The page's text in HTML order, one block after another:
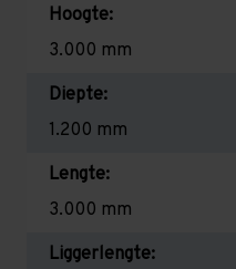
Hoogte:
3.000 mm
Diepte:
1.200 mm
Lengte:
3.000 mm
Liggerlengte: